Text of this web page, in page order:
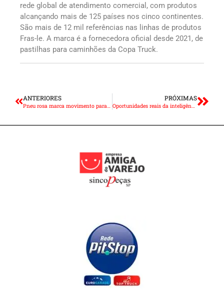
rede global de atendimento comercial, com produtos
alcançando mais de 125 países nos cinco continentes.
São mais de 12 mil referências nas linhas de produtos
Fras-le. A marca é a fornecedora oficial desde 2021, de
pastilhas para caminhões da Copa Truck.
ANTERIORES PRÓXIMAS